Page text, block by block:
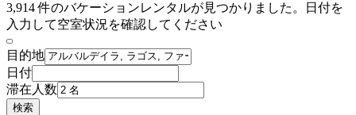
3,914 件のバケーションレンタルが見つかりました。日付を
入力して空室状況を確認してください
目的地
日付
滞在人数
検索